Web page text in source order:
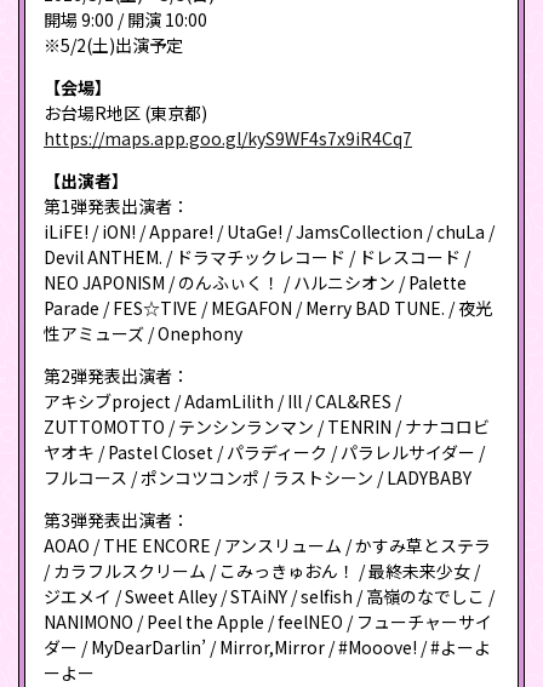
開場 9:00 / 開演 10:00
※5/2(土)出演予定
【会場】
お台場R地区 (東京都)
https://maps.app.goo.gl/kyS9WF4s7x9iR4Cq7
【出演者】
第1弾発表出演者：
iLiFE! / iON! / Appare! / UtaGe! / JamsCollection / chuLa /
Devil ANTHEM. / ドラマチックレコード / ドレスコード /
NEO JAPONISM / のんふぃく！ / ハルニシオン / Palette
Parade / FES☆TIVE / MEGAFON / Merry BAD TUNE. / 夜光
性アミューズ / Onephony
第2弾発表出演者：
アキシブproject / AdamLilith / Ill / CAL&RES /
ZUTTOMOTTO / テンシンランマン / TENRIN / ナナコロビ
ヤオキ / Pastel Closet / パラディーク / パラレルサイダー /
フルコース / ポンコツコンポ / ラストシーン / LADYBABY
第3弾発表出演者：
AOAO / THE ENCORE / アンスリューム / かすみ草とステラ
/ カラフルスクリーム / こみっきゅおん！ / 最終未来少女 /
ジエメイ / Sweet Alley / STAiNY / selfish / 高嶺のなでしこ /
NANIMONO / Peel the Apple / feelNEO / フューチャーサイ
ダー / MyDearDarlin’ / Mirror,Mirror / #Mooove! / #よーよ
ーよー